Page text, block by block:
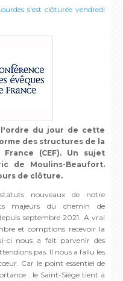
s'est clôturée vendredi
du jour de cette
des structures de la
(CEF). Un sujet
de Moulins-Beaufort.
de clôture.
nouveaux de notre
majeurs du chemin de
septembre 2021. A vrai
et comptions recevoir la
ci nous a fait parvenir des
pas. Il nous a fallu les
Car le point essentiel de
: le Saint-Siège tient à